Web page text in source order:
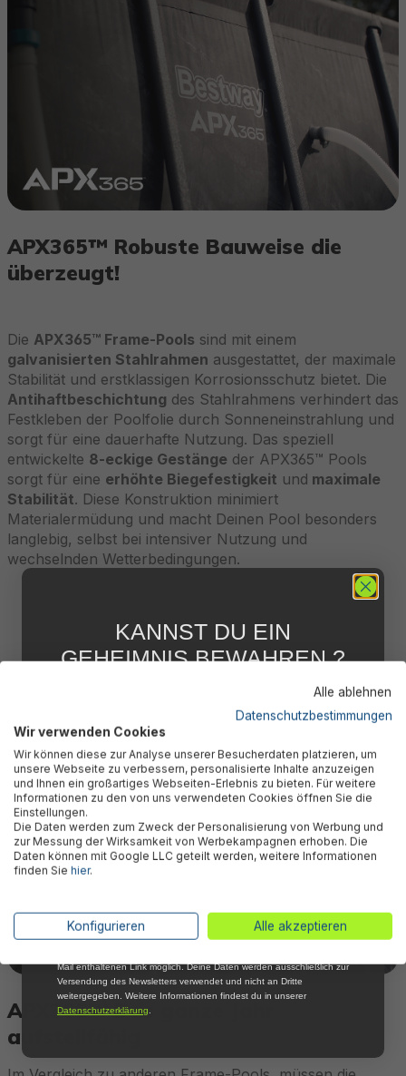
APX365™ Robuste Bauweise die
überzeugt!
Die APX365™ Frame-Pools sind mit einem
galvanisierten Stahlrahmen ausgestattet, der maximale
Stabilität und erstklassigen Korrosionsschutz bietet. Die
Antihaftbeschichtung des Stahlrahmens verhindert das
Festkleben der Poolfolie durch Sonneneinstrahlung und
sorgt für eine dauerhafte Nutzung. Das speziell
entwickelte 8-eckige Gestänge der APX365™ Pools
sorgt für eine erhöhte Biegefestigkeit und maximale
Stabilität. Diese Konstruktion minimiert
Materialermüdung und macht Deinen Pool besonders
langlebig, selbst bei intensiver Nutzung und
wechselnden Wetterbedingungen.
APX365™ Das ganze Jahr
aufstellfähig
Alle ablehnen
Datenschutzbestimmungen
Wir verwenden Cookies
Wir können diese zur Analyse unserer Besucherdaten platzieren, um
unsere Webseite zu verbessern, personalisierte Inhalte anzuzeigen
und Ihnen ein großartiges Webseiten-Erlebnis zu bieten. Für weitere
Informationen zu den von uns verwendeten Cookies öffnen Sie die
Einstellungen.
Die Daten werden zum Zweck der Personalisierung von Werbung und
zur Messung der Wirksamkeit von Werbekampagnen erhoben. Die
Daten können mit Google LLC geteilt werden, weitere Informationen
finden Sie hier.
Konfigurieren Alle akzeptieren
KANNST DU EIN
GEHEIMNIS BEWAHREN ?
FÜR DICH
Abonniere jetzt unseren kostenlosen
Newsletter, verpasse keine Neuigkeiten und
Aktionen mehr und sichere Dir 5 %
Willkommensrabatt auf nicht reduzierte Ware
bei Deiner ersten Bestellung !*
Email
*Mit der Anmeldung zum Newsletter stimmst du zu, regelmäßig per E-
Mail über aktuelle Angebote, Aktionen und Produktneuheiten
Mail enthaltenen Link möglich. Deine Daten werden ausschließlich zur
Versendung des Newsletters verwendet und nicht an Dritte
weitergegeben. Weitere Informationen findest du in unserer
Datenschutzerklärung